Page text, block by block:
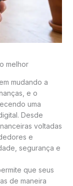
melhor
mudando a
e o
uma
Desde
voltadas
e
segurança e
que seus
de maneira